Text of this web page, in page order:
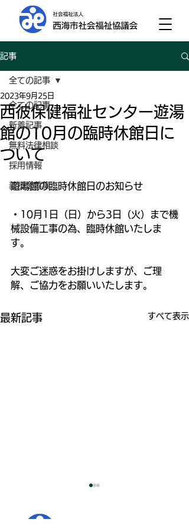
記事
全ての記事
新着記事
無料法律相談
採用情報
義援金募集
全ての記事
西彼保健福祉センター遊湯
館の10月の臨時休館日に
ついて
2023年9月25日
遊湯館の臨時休館日のお知らせ
・10月1日（日）から3日（火）まで機
械設備工事の為、臨時休館いたしま
す。
大変ご迷惑をお掛けしますが、ご理
解、ご協力をお願いいたします。
最新記事 すべて表示